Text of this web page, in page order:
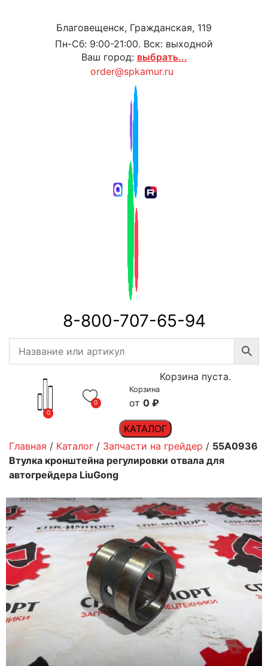
Благовещенск, Гражданская, 119
Пн-Сб: 9:00-21:00. Вск: выходной
Ваш город: выбрать...
order@spkamur.ru
8-800-707-65-94
0
0
Корзина
0 ₽
Корзина пуста.
КАТАЛОГ
Главная / Каталог / Запчасти на грейдер / 55A0936
Втулка кронштейна регулировки отвала для
автогрейдера LiuGong